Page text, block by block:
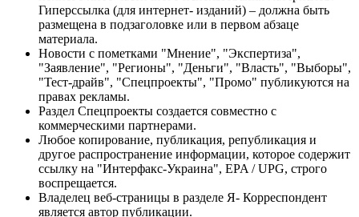
Гиперссылка (для интернет- изданий) – должна быть
размещена в подзаголовке или в первом абзаце
материала.
Новости с пометками "Мнение", "Экспертиза",
"Заявление", "Регионы", "Деньги", "Власть", "Выборы",
"Тест-драйв", "Спецпроекты", "Промо" публикуются на
правах рекламы.
Раздел Спецпроекты создается совместно с
коммерческими партнерами.
Любое копирование, публикация, републикация и
другое распространение информации, которое содержит
ссылку на "Интерфакс-Украина", EPA / UPG, строго
воспрещается.
Владелец веб-страницы в разделе Я- Корреспондент
является автор публикации.